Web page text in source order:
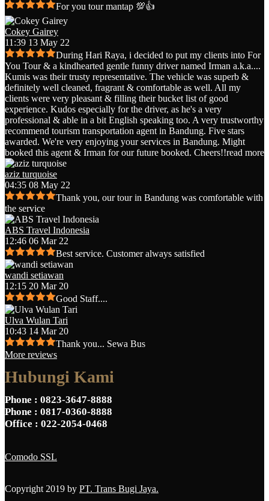
For you tour mantap 💯👍
Cokey Gairey
11:39 13 May 22
During Hari Raya, i decided to put my clients into For
You Tour & a kindhearted gentle funny driver named Irman a.k.a....
Kumis was their trusty representative. The vehicle was superb &
definitely well cleaned, fragrant & comfortable as well. All my
clients were very pleasant & filling their bucket list of good
experience. Kudos especially for the driver, as he's a very
professional & able in a bit English speaking too. A very trustworthy
recommend tourism transportation agent in Bandung. Five stars
awarded. We're very enjoying your services in Bandung. Might
booked this agent & Irman for our future booked. Cheers!!read more
aziz turquoise
04:35 08 May 22
Thank you, our tour in Bandung was comfortable with
the service
ABS Travel Indonesia
12:46 06 Mar 22
Best service. Customer always satisfied
wandi setiawan
12:15 20 Mar 20
Good Staff....
Ulva Wulan Tari
10:43 14 Mar 20
Thank you... Sewa Bus
More reviews
Hubungi Kami
Phone : 0823-3647-8888
Phone : 0817-0360-8888
Office : 022-2054-0468
Comodo SSL
Copyright 2019 by PT. Trans Bugi Jaya.